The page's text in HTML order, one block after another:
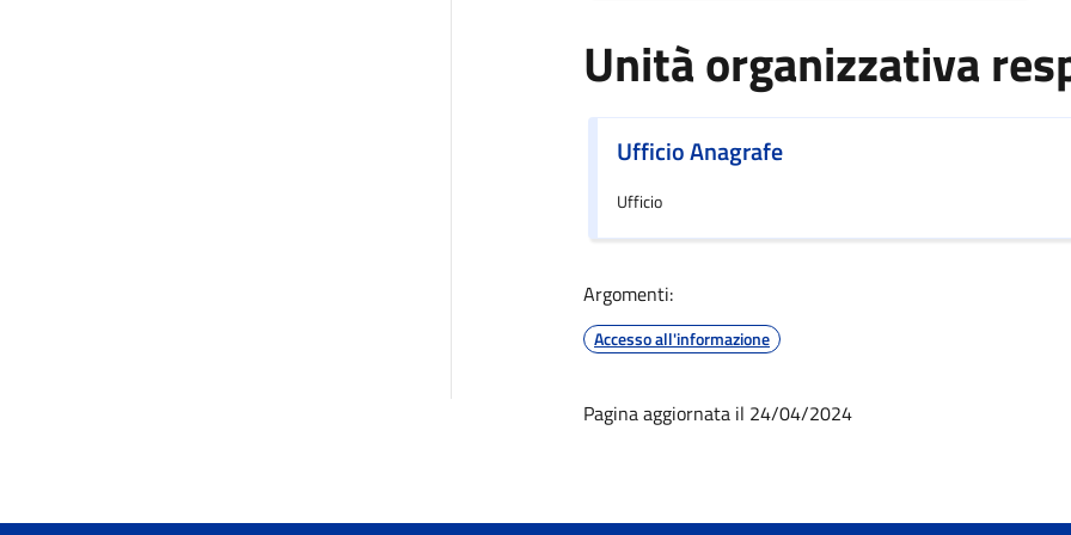
Unità organizzativa
Ufficio Anagrafe
Ufficio
Argomenti:
Accesso all'informazione
Pagina aggiornata il 24/04/2024